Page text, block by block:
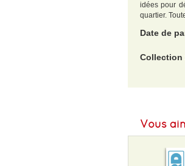
idées pour
quartier.
Date de
Collection
Format L :
Poids :
Vous